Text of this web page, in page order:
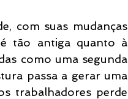
com suas mudanças
é tão antiga quanto à
como uma segunda
passa a gerar uma
trabalhadores perde